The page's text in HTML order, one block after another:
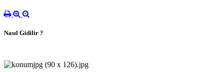
Nasıl Gidilir ?